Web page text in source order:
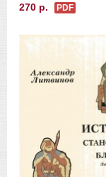
270 р.
PDF